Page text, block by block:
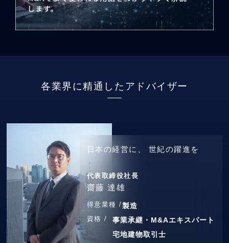
各業界に精通したアドバイザー
日本の経営に、 世紀の躍進を
代表取締役社長
齋藤 達雄
得意業種 /製造
資格 /
事業承継・M&Aエキスパート
宅地建物取引士